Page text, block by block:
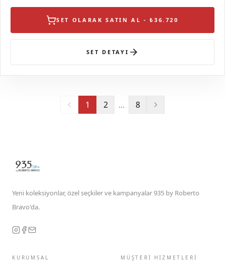
SET OLARAK SATIN AL - ₺36.720
SET DETAYI
1 2 ... 8
Yeni koleksiyonlar, özel seçkiler ve kampanyalar 935 by Roberto
Bravo'da.
KURUMSAL MÜŞTERİ HİZMETLERİ